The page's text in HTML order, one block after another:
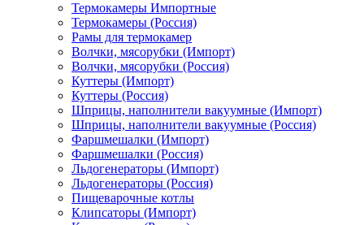
Термокамеры Импортные
Термокамеры (Россия)
Рамы для термокамер
Волчки, мясорубки (Импорт)
Волчки, мясорубки (Россия)
Куттеры (Импорт)
Куттеры (Россия)
Шприцы, наполнители вакуумные (Импорт)
Шприцы, наполнители вакуумные (Россия)
Фаршмешалки (Импорт)
Фаршмешалки (Россия)
Льдогенераторы (Импорт)
Льдогенераторы (Россия)
Пищеварочные котлы
Клипсаторы (Импорт)